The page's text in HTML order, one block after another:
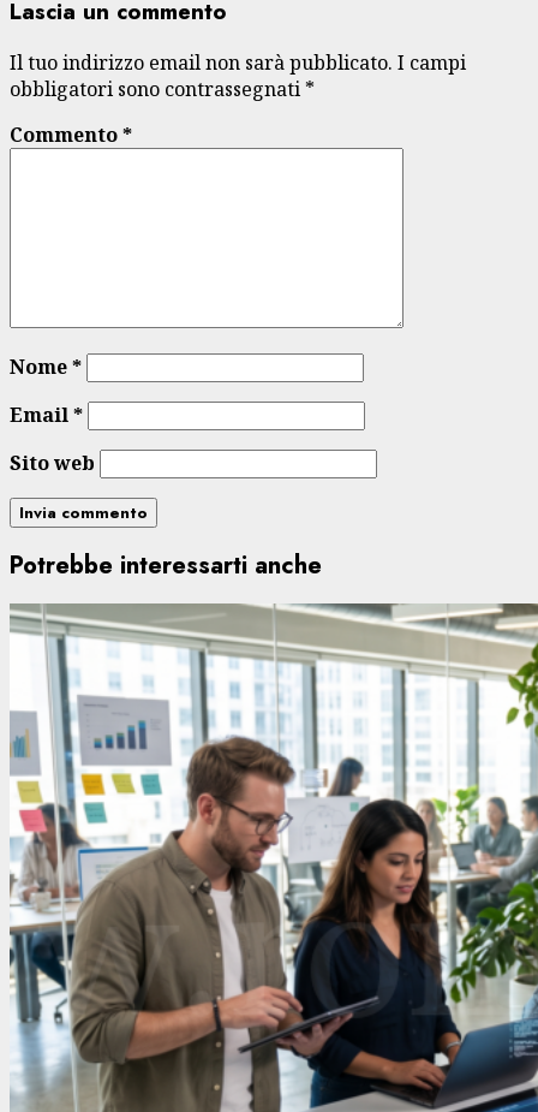
Lascia un commento
Il tuo indirizzo email non sarà pubblicato. I campi
obbligatori sono contrassegnati *
Commento*
Nome*
Email*
Sito web
Potrebbe interessarti anche